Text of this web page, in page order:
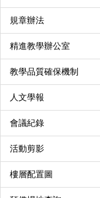
規章辦法
精進教學辦公室
教學品質確保機制
人文學報
會議紀錄
活動剪影
樓層配置圖